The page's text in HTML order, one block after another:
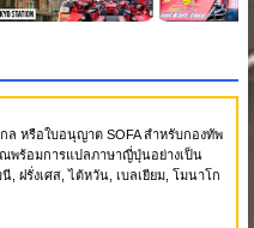
หรือใบอนุญาต SOFA สำหรับกองทัพ
พร้อมการแปลภาษาญี่ปุ่นอย่างเป็น
ฝรั่งเศส, ไต้หวัน, เบลเยียม, โมนาโก